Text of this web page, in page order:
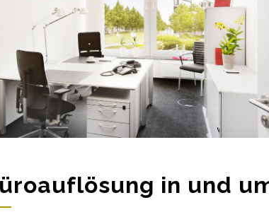
in und